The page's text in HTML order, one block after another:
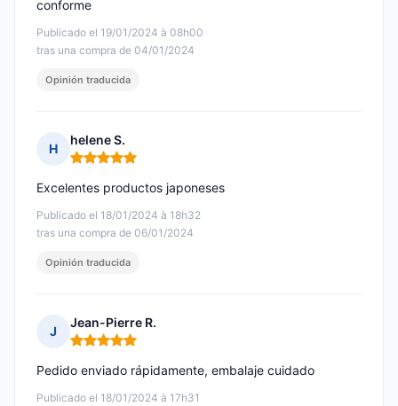
Publicado el 19/01/2024 à 08h00
tras una compra de 04/01/2024
conforme
Opinión traducida
H
helene S.
Nota: 5 de 5
Publicado el 18/01/2024 à 18h32
tras una compra de 06/01/2024
Excelentes productos japoneses
Opinión traducida
J
Jean-Pierre R.
Nota: 5 de 5
Publicado el 18/01/2024 à 17h31
Pedido enviado rápidamente, embalaje cuidado